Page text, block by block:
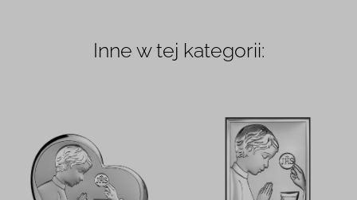
Inne w tej kategorii: